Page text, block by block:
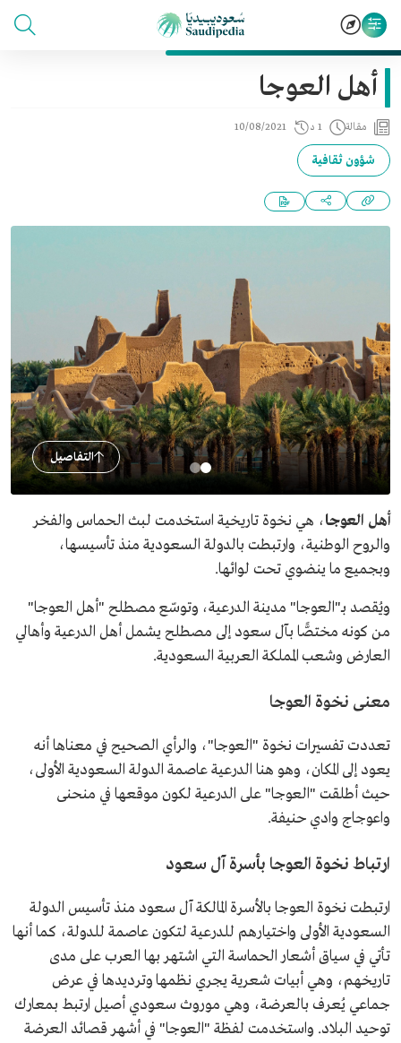
أهل العوجا
مقالة 1 د 10/08/2021
شؤون ثقافية
التفاصيل
أهل العوجا، هي نخوة تاريخية استخدمت لبث الحماس والفخر
والروح الوطنية، وارتبطت بالدولة السعودية منذ تأسيسها،
وبجميع ما ينضوي تحت لوائها.
ويُقصد بـ"العوجا" مدينة الدرعية، وتوسّع مصطلح "أهل العوجا"
من كونه مختصًّا بآل سعود إلى مصطلح يشمل أهل الدرعية وأهالي
العارض وشعب المملكة العربية السعودية.
معنى نخوة العوجا
تعددت تفسيرات نخوة "العوجا"، والرأي الصحيح في معناها أنه
يعود إلى المكان، وهو هنا الدرعية عاصمة الدولة السعودية الأولى،
حيث أطلقت "العوجا" على الدرعية لكون موقعها في منحنى
واعوجاج وادي حنيفة.
ارتباط نخوة العوجا بأسرة آل سعود
ارتبطت نخوة العوجا بالأسرة المالكة آل سعود منذ تأسيس الدولة
السعودية الأولى واختيارهم للدرعية لتكون عاصمة للدولة، كما أنها
تأتي في سياق أشعار الحماسة التي اشتهر بها العرب على مدى
تاريخهم، وهي أبيات شعرية يجري نظمها وترديدها في عرض
جماعي يُعرف بالعرضة، وهي موروث سعودي أصيل ارتبط بمعارك
توحيد البلاد. واستخدمت لفظة "العوجا" في أشهر قصائد العرضة